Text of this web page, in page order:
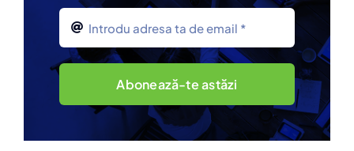
Abonează-te astăzi